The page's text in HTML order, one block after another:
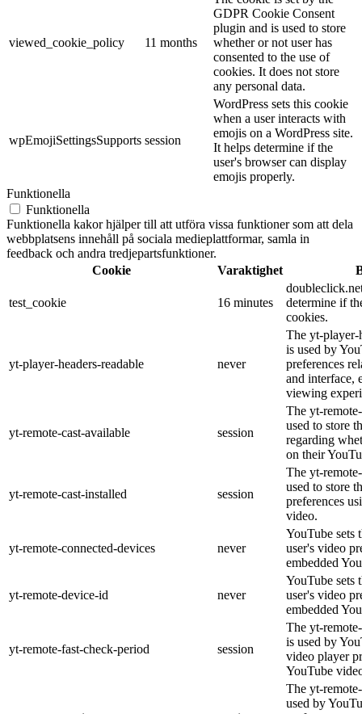
viewed_cookie_policy 11 months
GDPR Cookie Consent
plugin and is used to store
whether or not user has
consented to the use of
cookies. It does not store
any personal data.
wpEmojiSettingsSupports session
WordPress sets this cookie
when a user interacts with
emojis on a WordPress site.
It helps determine if the
user's browser can display
emojis properly.
Funktionella
Funktionella
Funktionella kakor hjälper till att utföra vissa funktioner som att dela
webbplatsens innehåll på sociala medieplattformar, samla in
feedback och andra tredjepartsfunktioner.
Cookie
Varaktighet
test_cookie 16 minutes
determine if
cookies.
yt-player-headers-readable never
The yt-player-
is used by
preferences
and interface,
viewing
yt-remote-cast-available session
The yt-
used to store
regarding
on their
yt-remote-cast-installed session
The yt-
used to store
preferences
video.
yt-remote-connected-devices never
YouTube sets
user's video
embedded
yt-remote-device-id never
YouTube sets
user's video
embedded
yt-remote-fast-check-period session
The yt-
is used by
video player
YouTube
The yt-
used by